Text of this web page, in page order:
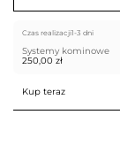
Czas realizacji1-3 dni
Systemy kominowe
250,00 zł
Kup teraz